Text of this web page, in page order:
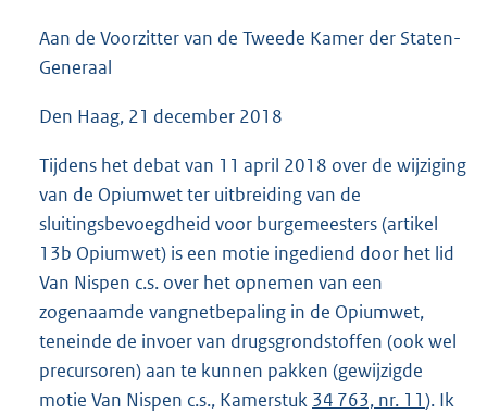
b
Aan de Voorzitter van de Tweede Kamer der Staten-
Generaal
Den Haag, 21 december 2018
Tijdens het debat van 11 april 2018 over de wijziging
van de Opiumwet ter uitbreiding van de
sluitingsbevoegdheid voor burgemeesters (artikel
13b Opiumwet) is een motie ingediend door het lid
Van Nispen c.s. over het opnemen van een
zogenaamde vangnetbepaling in de Opiumwet,
teneinde de invoer van drugsgrondstoffen (ook wel
precursoren) aan te kunnen pakken (gewijzigde
motie Van Nispen c.s., Kamerstuk 34 763, nr. 11). Ik